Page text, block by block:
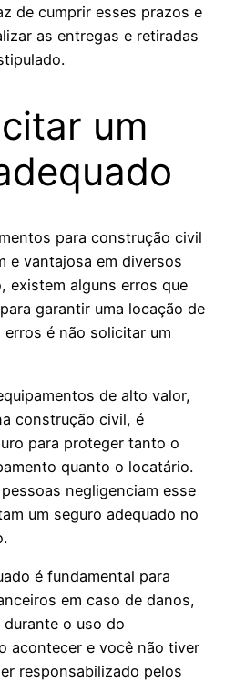
de cumprir esses prazos e
as entregas e retiradas
um
para construção civil
e vantajosa em diversos
existem alguns erros que
garantir uma locação de
erros é não solicitar um
de alto valor,
construção civil, é
para proteger tanto o
quanto o locatário.
negligenciam esse
um seguro adequado no
é fundamental para
em caso de danos,
o uso do
acontecer e você não tiver
responsabilizado pelos